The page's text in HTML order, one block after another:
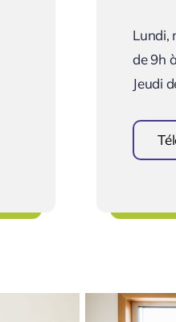
Lundi,
de 9h
Jeudi